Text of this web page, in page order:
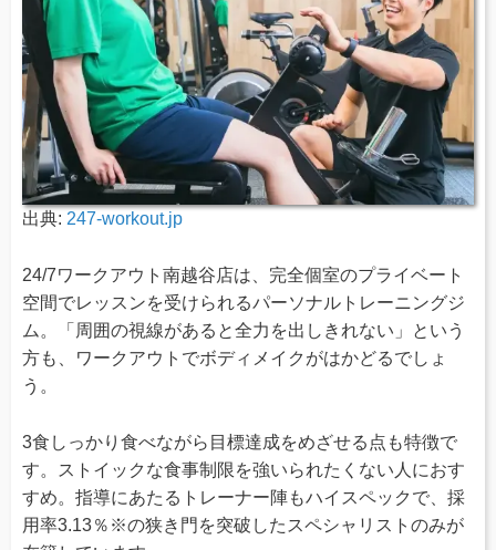
出典: 247-workout.jp
24/7ワークアウト南越谷店は、完全個室のプライベート
空間でレッスンを受けられるパーソナルトレーニングジ
ム。「周囲の視線があると全力を出しきれない」という
方も、ワークアウトでボディメイクがはかどるでしょ
う。
3食しっかり食べながら目標達成をめざせる点も特徴で
す。ストイックな食事制限を強いられたくない人におす
すめ。指導にあたるトレーナー陣もハイスペックで、採
用率3.13％※の狭き門を突破したスペシャリストのみが